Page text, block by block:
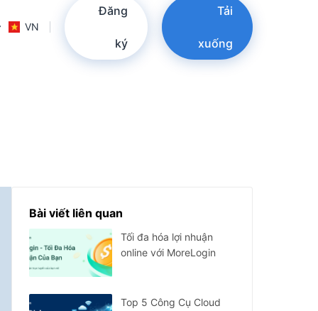
VN
Đăng
ký
Tải
xuống
Bài viết liên quan
Tối đa hóa lợi nhuận
online với MoreLogin
Top 5 Công Cụ Cloud